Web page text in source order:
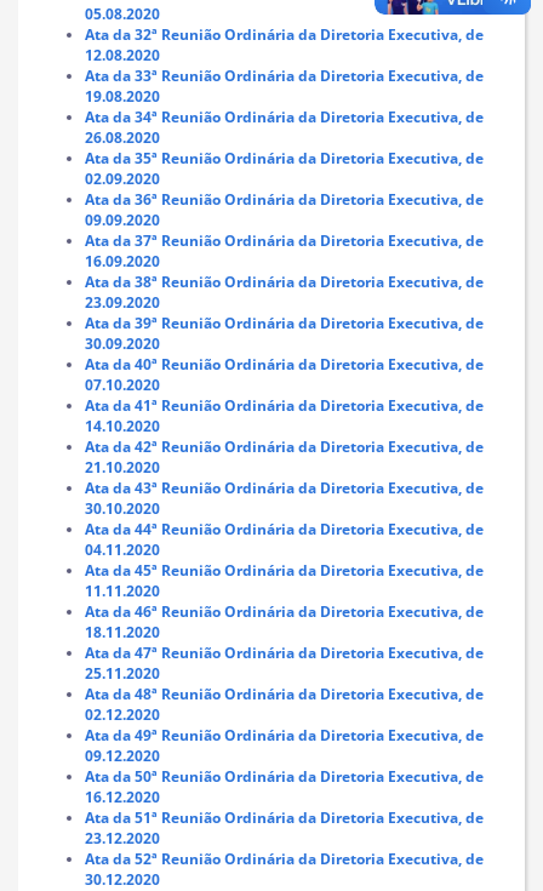
05.08.2020
Ata da 32ª Reunião Ordinária da Diretoria Executiva, de
12.08.2020
Ata da 33ª Reunião Ordinária da Diretoria Executiva, de
19.08.2020
Ata da 34ª Reunião Ordinária da Diretoria Executiva, de
26.08.2020
Ata da 35ª Reunião Ordinária da Diretoria Executiva, de
02.09.2020
Ata da 36ª Reunião Ordinária da Diretoria Executiva, de
09.09.2020
Ata da 37ª Reunião Ordinária da Diretoria Executiva, de
16.09.2020
Ata da 38ª Reunião Ordinária da Diretoria Executiva, de
23.09.2020
Ata da 39ª Reunião Ordinária da Diretoria Executiva, de
30.09.2020
Ata da 40ª Reunião Ordinária da Diretoria Executiva, de
07.10.2020
Ata da 41ª Reunião Ordinária da Diretoria Executiva, de
14.10.2020
Ata da 42ª Reunião Ordinária da Diretoria Executiva, de
21.10.2020
Ata da 43ª Reunião Ordinária da Diretoria Executiva, de
30.10.2020
Ata da 44ª Reunião Ordinária da Diretoria Executiva, de
04.11.2020
Ata da 45ª Reunião Ordinária da Diretoria Executiva, de
11.11.2020
Ata da 46ª Reunião Ordinária da Diretoria Executiva, de
18.11.2020
Ata da 47ª Reunião Ordinária da Diretoria Executiva, de
25.11.2020
Ata da 48ª Reunião Ordinária da Diretoria Executiva, de
02.12.2020
Ata da 49ª Reunião Ordinária da Diretoria Executiva, de
09.12.2020
Ata da 50ª Reunião Ordinária da Diretoria Executiva, de
16.12.2020
Ata da 51ª Reunião Ordinária da Diretoria Executiva, de
23.12.2020
Ata da 52ª Reunião Ordinária da Diretoria Executiva, de
30.12.2020